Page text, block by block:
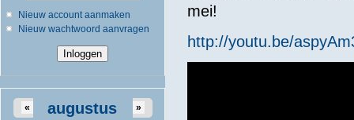
Nieuw account aanmaken
Nieuw wachtwoord aanvragen
augustus
« »
mei!
http://youtu.be/